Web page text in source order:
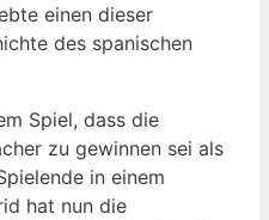
einen dieser
des spanischen
Spiel, dass die
zu gewinnen sei als
in einem
hat nun die